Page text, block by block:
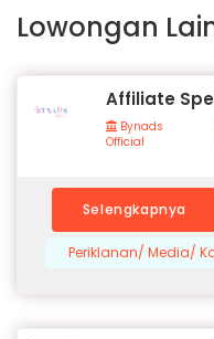
Lowongan
Affiliate
Bynads
Official
Selengkapnya
Periklanan/ Media/